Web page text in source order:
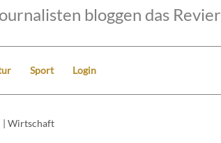
bloggen das Revier
Sport Login
| Wirtschaft